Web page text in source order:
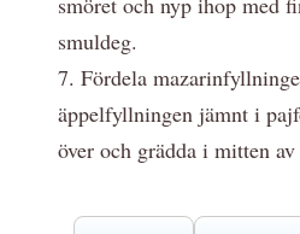
smuldeg.
7. Fördela
äppelfyllningen jämnt i
över och grädda i mitten